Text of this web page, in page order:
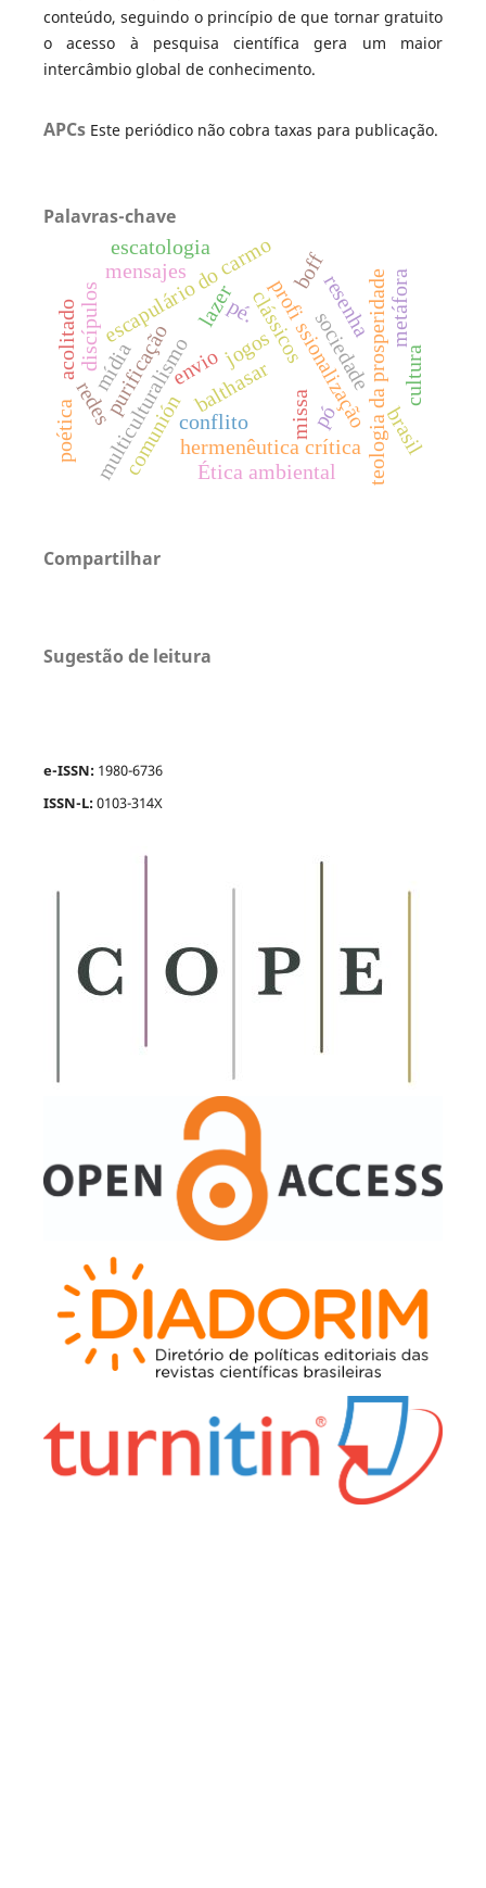
conteúdo, seguindo o princípio de que tornar gratuito
o acesso à pesquisa científica gera um maior
intercâmbio global de conhecimento.
APCs Este periódico não cobra taxas para publicação.
Palavras-chave
balthasar
envio
multiculturalismo
purificação profi ssionalizaçãoteologia da prosperidade
escapulário do carmo
hermenêutica crítica
clássicossociedade
discípulosmídia
pó
pé.
comunión
mensajes
jogos
resenha
lazer
acolitado
redes missa brasil
metáfora
poética
cultura
Ética ambiental
escatologia
boff
conflito
Compartilhar
Sugestão de leitura
e-ISSN: 1980-6736
ISSN-L:0103-314X